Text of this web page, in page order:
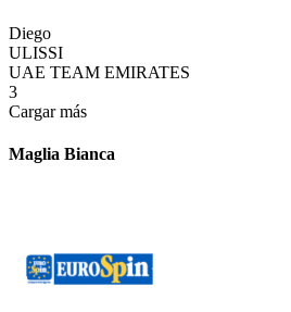
Diego
ULISSI
UAE TEAM EMIRATES
3
Cargar más
Maglia Bianca